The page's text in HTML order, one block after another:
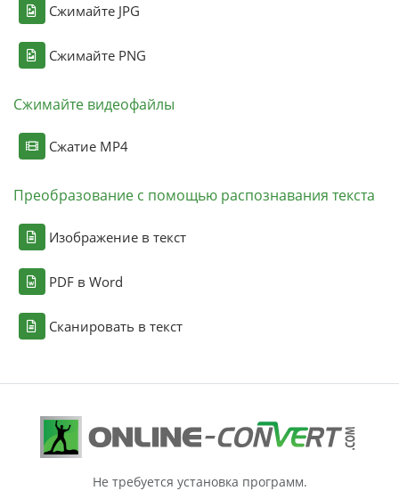
Сжимайте JPG
Сжимайте PNG
Сжимайте видеофайлы
Сжатие MP4
Преобразование с помощью распознавания текста
Изображение в текст
PDF в Word
Сканировать в текст
Не требуется установка программ.